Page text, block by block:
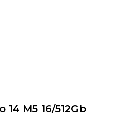
M5 16/512Gb